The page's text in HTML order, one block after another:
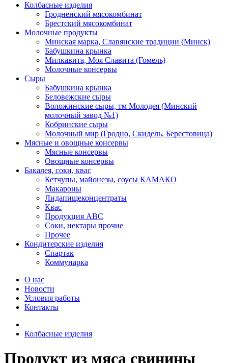
Колбасные изделия
Гродненский мясокомбинат
Брестский мясокомбинат
Молочные продукты
Минская марка, Славянские традиции (Минск)
Бабушкина крынка
Милкавита, Моя Славита (Гомель)
Молочные консервы
Сыры
Бабушкина крынка
Беловежские сыры
Воложинские сыры, тм Молодея (Минский
молочный завод №1)
Кобринские сыры
Молочный мир (Гродно, Скидель, Берестовица)
Мясные и овощные консервы
Мясные консервы
Овощные консервы
Бакалея, соки, квас
Кетчупы, майонезы, соусы КАМАКО
Макароны
Лидапищеконцентраты
Квас
Продукция АВС
Соки, нектары прочие
Прочее
Кондитерские изделия
Спартак
Коммунарка
О нас
Новости
Условия работы
Контакты
Колбасные изделия
Продукт из мяса свинины